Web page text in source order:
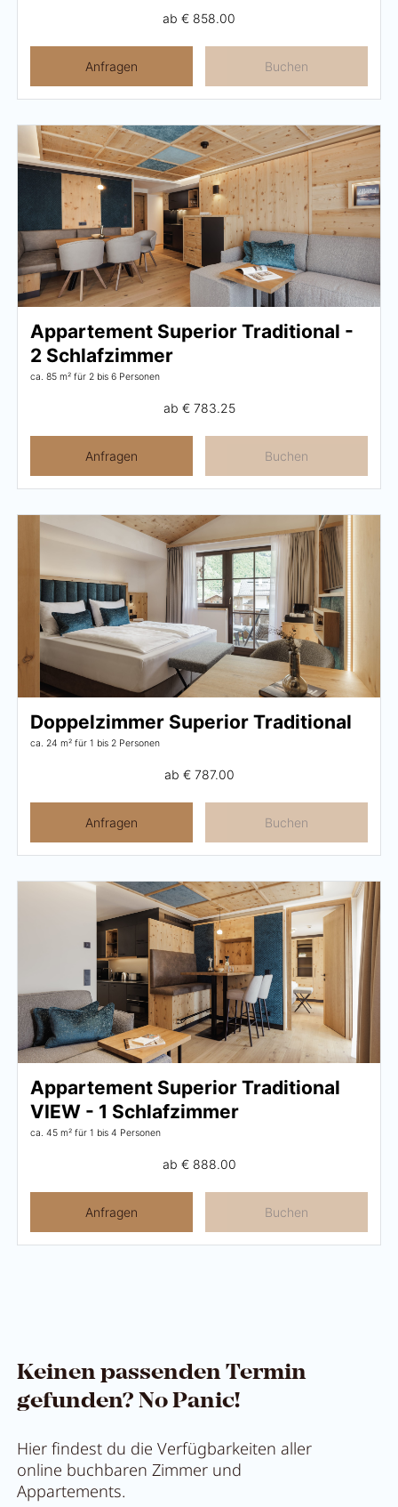
ab € 858.00
Anfragen Buchen
Appartement Superior Traditional -
2 Schlafzimmer
ca. 85 m² für 2 bis 6 Personen
ab € 783.25
Anfragen Buchen
Doppelzimmer Superior Traditional
ca. 24 m² für 1 bis 2 Personen
ab € 787.00
Anfragen Buchen
Appartement Superior Traditional
VIEW - 1 Schlafzimmer
ca. 45 m² für 1 bis 4 Personen
ab € 888.00
Anfragen Buchen
Keinen passenden Termin
gefunden? No Panic!
Hier findest du die Verfügbarkeiten aller
online buchbaren Zimmer und
Appartements.